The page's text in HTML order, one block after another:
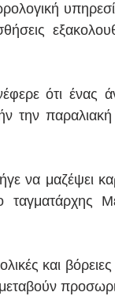
ότι ένας
την
να μαζέψει
και βόρειες